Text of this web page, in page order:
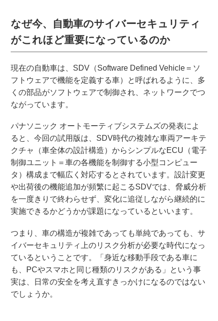
なぜ今、自動車のサイバーセキュリティ
がこれほど重要になっているのか
現在の自動車は、SDV（Software Defined Vehicle＝ソ
フトウェアで機能を定義する車）と呼ばれるように、多
くの部品がソフトウェアで制御され、ネットワークでつ
ながっています。
パナソニック オートモーティブシステムズの発表によ
ると、今回の試用版は、SDV時代の複雑な車両アーキテ
クチャ（車全体の設計構造）からシンプルなECU（電子
制御ユニット＝車の各機能を制御する小型コンピュー
タ）構成まで幅広く対応するとされています。設計変更
や出荷後の機能追加が頻繁に起こるSDVでは、脅威分析
を一度きりで終わらせず、変化に追従しながら継続的に
実施できるかどうかが課題になっているといいます。
つまり、車の構造が複雑であっても単純であっても、サ
イバーセキュリティ上のリスク分析が必要な時代になっ
ているということです。「身近な移動手段である車に
も、PCやスマホと同じ種類のリスクがある」という事
実は、日常の安全を考え直すきっかけになるのではない
でしょうか。